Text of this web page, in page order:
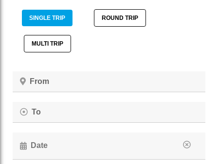
SINGLE TRIP ROUND TRIP
MULTI TRIP
From
To